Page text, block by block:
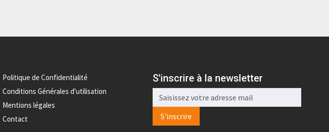
Politique de Confidentialité
Conditions Générales d'utilisation
Mentions légales
Contact
S'inscrire à la newsletter
S'inscrire